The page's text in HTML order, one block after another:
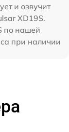
и озвучит
XD19S.
по нашей
при наличии